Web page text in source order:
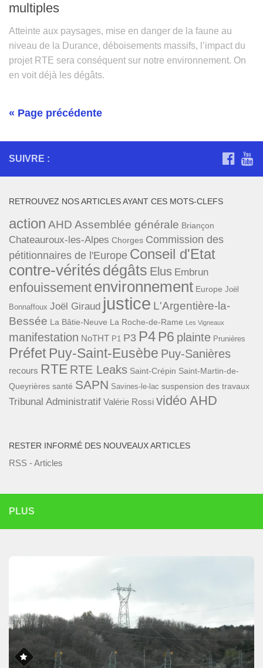
multiples
Atteinte aux paysages, mise en danger de la faune au
niveau de la Durance, déboisements massifs, l’impact du
projet RTE sera conséquent sur notre environnement. On
en voit déjà les dégâts.
« Page précédente
SUIVRE :
RETROUVEZ NOS ARTICLES AYANT CES MOTS-CLEFS
action AHD Assemblée générale Briançon
Chateauroux-les-Alpes Chorges Commission des
pétitionnaires de l'Europe Conseil d'Etat
contre-vérités dégâts Elus Embrun
enfouissement environnement Europe Joël
Bonnaffoux Joël Giraud justice L'Argentière-la-
Bessée La Bâtie-Neuve La Roche-de-Rame Les Vigneaux
manifestation NoTHT P1 P3 P4 P6 plainte Prunières
Préfet Puy-Saint-Eusèbe Puy-Sanières
recours RTE RTE Leaks Saint-Crépin Saint-Martin-de-
Queyrières santé SAPN Savines-le-lac suspension des travaux
Tribunal Administratif Valérie Rossi vidéo AHD
RESTER INFORMÉ DES NOUVEAUX ARTICLES
RSS - Articles
PLUS